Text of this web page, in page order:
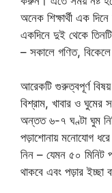
অনেক শিক্ষার্থী এক
একদিনে দুই থেকে তিনটি
– সকালে গণিত, বিকেলে
আরেকটি গুরুত্বপূর্ণ
বিশ্রাম, খাবার ও
অন্তত ৬-৭ ঘণ্টা ঘুম
পড়াশোনায় মনোযোগ
নিন – যেমন ৫০ মিনিট
থাকবে এবং পড়ার ইচ্ছা